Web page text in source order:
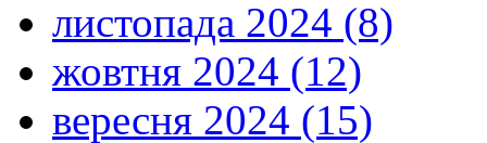
листопада 2024 (8)
жовтня 2024 (12)
вересня 2024 (15)